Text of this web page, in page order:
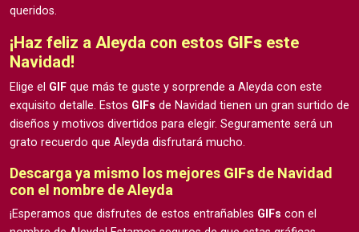
queridos.
¡Haz feliz a Aleyda con estos GIFs este
Navidad!
Elige el GIF que más te guste y sorprende a Aleyda con este
exquisito detalle. Estos GIFs de Navidad tienen un gran surtido de
diseños y motivos divertidos para elegir. Seguramente será un
grato recuerdo que Aleyda disfrutará mucho.
Descarga ya mismo los mejores GIFs de Navidad
con el nombre de Aleyda
¡Esperamos que disfrutes de estos entrañables GIFs con el